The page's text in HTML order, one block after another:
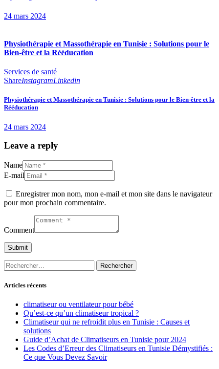
24 mars 2024
Physiothérapie et Massothérapie en Tunisie : Solutions pour le
Bien-être et la Rééducation
Services de santé
ShareInstagramLinkedin
Physiothérapie et Massothérapie en Tunisie : Solutions pour le Bien-être et la
Rééducation
24 mars 2024
Leave a reply
Name
E-mail
Enregistrer mon nom, mon e-mail et mon site dans le navigateur
pour mon prochain commentaire.
Comment
Rechercher :
Articles récents
climatiseur ou ventilateur pour bébé
Qu’est-ce qu’un climatiseur tropical ?
Climatiseur qui ne refroidit plus en Tunisie : Causes et
solutions
Guide d’Achat de Climatiseurs en Tunisie pour 2024
Les Codes d’Erreur des Climatiseurs en Tunisie Démystifiés :
Ce que Vous Devez Savoir